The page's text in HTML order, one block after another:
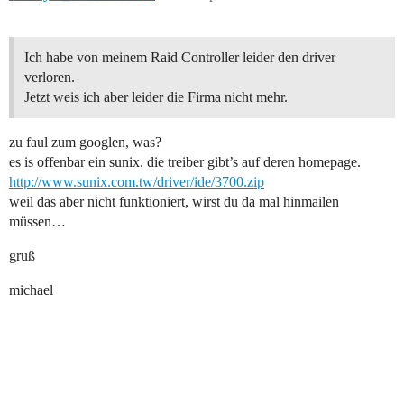
Ich habe von meinem Raid Controller leider den driver
verloren.
Jetzt weis ich aber leider die Firma nicht mehr.
zu faul zum googlen, was?
es is offenbar ein sunix. die treiber gibt’s auf deren homepage.
http://www.sunix.com.tw/driver/ide/3700.zip
weil das aber nicht funktioniert, wirst du da mal hinmailen
müssen…
gruß
michael